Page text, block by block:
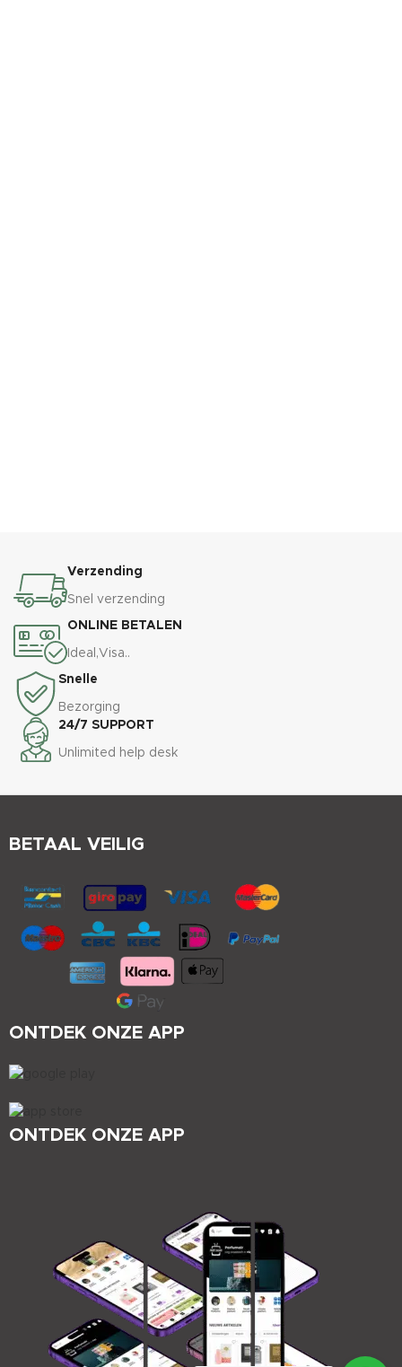
Verzending
Snel verzending
ONLINE BETALEN
Ideal,Visa..
Snelle
Bezorging
24/7 SUPPORT
Unlimited help desk
ONTDEK ONZE APP
ONTDEK ONZE APP
BETAAL VEILIG